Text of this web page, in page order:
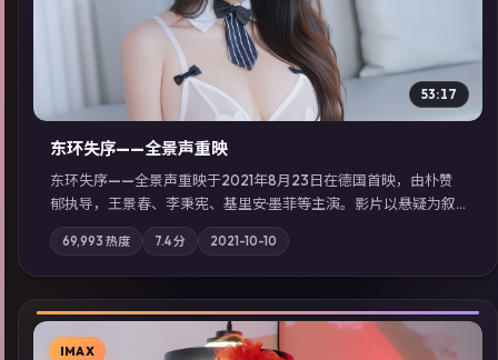
53:17
东环失序——全景声重映
东环失序——全景声重映于2021年8月23日在德国首映，由朴赞
郁执导，王景春、李秉宪、基里安·墨菲等主演。影片以悬疑为叙
事主轴，科技与人性的边界在实验事故后逐渐模糊；摄影与配乐
强化地域气质；站内亦可通过「国产免费观看高清电视剧在线
看」延展检索同类型高分佳作，畅享高清在线追剧体验。
69,993 热度 7.4分 2021-10-10
IMAX